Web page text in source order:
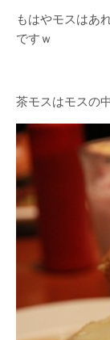
もはやモスはあ
ですｗ
茶モスはモスの